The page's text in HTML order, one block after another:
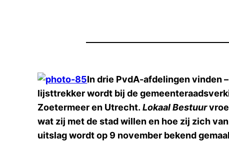
In drie PvdA-afdelingen vinden
lijsttrekker wordt bij de
Zoetermeer en Utrecht.Lokaal Bestuur
wat zij met de stad willen en hoe zij zich
uitslag wordt op 9 november bekend